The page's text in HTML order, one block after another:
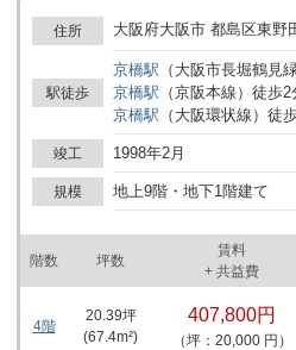
住所 大阪府大阪市 都島区東野
駅徒歩
京橋駅 （ 大阪市長堀鶴見
京橋駅 （京阪本線 ） 徒歩2
京橋駅 （ 大阪環状線 ） 徒
竣工 1998年2月
規模 地上9階・地下1階建て
階数 坪数
賃料
+ 共益費
4階
20.39坪
(67.4m²)
407,800円
（坪：20,000 円）